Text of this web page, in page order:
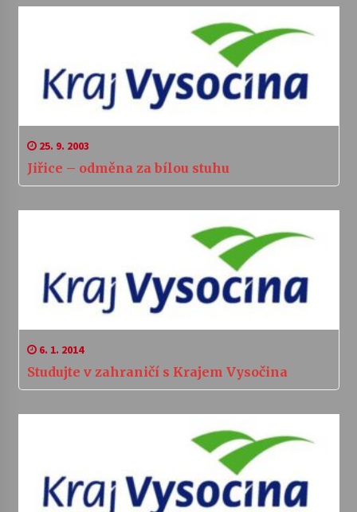
25. 9. 2003
Jiřice – odměna za bílou stuhu
6. 1. 2014
Studujte v zahraničí s Krajem Vysočina